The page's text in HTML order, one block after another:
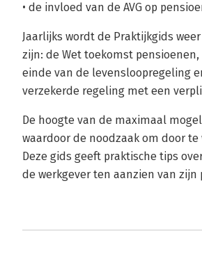
• de invloed van de AVG op
Jaarlijks wordt de Praktijkgids
zijn: de Wet toekomst
einde van de levensloopregeling
verzekerde regeling met een
De hoogte van de maximaal
waardoor de noodzaak om door
Deze gids geeft praktische tips
de werkgever ten aanzien van zijn